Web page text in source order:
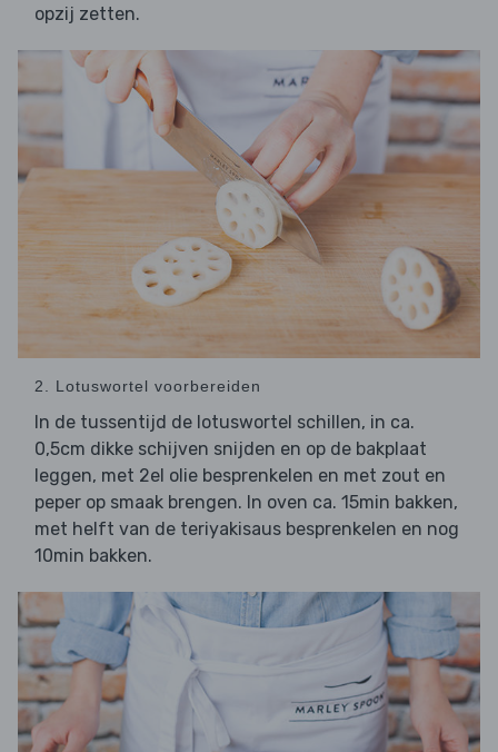
opzij zetten.
2. Lotuswortel voorbereiden
In de tussentijd de lotuswortel schillen, in ca.
0,5cm dikke schijven snijden en op de bakplaat
leggen, met 2el olie besprenkelen en met zout en
peper op smaak brengen. In oven ca. 15min bakken,
met helft van de teriyakisaus besprenkelen en nog
10min bakken.